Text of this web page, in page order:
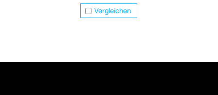
Vergleichen